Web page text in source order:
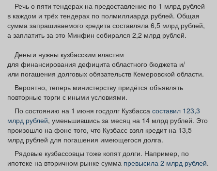
Речь о пяти тендерах на предоставление по 1 млрд рублей
в каждом и трёх тендерах по полмиллиарда рублей. Общая
сумма запрашиваемого кредита составляла 6,5 млрд рублей,
а заплатить за это Минфин собирался 2,2 млрд рублей.
Деньги нужны кузбасским властям
для финансирования дефицита областного бюджета и/
или погашения долговых обязательств Кемеровской области.
Вероятно, теперь министерству придётся объявлять
повторные торги с иными условиями.
По состоянию на 1 июня госдолг Кузбасса составил 123,3
млрд рублей, уменьшившись за месяц на 14 млрд рублей. Это
произошло на фоне того, что Кузбасс взял кредит на 13,5
млрд рублей для погашения имеющегося долга.
Рядовые кузбассовцы тоже копят долги. Например, по
ипотеке на вторичном рынке сумма превысила 2 млрд рублей.